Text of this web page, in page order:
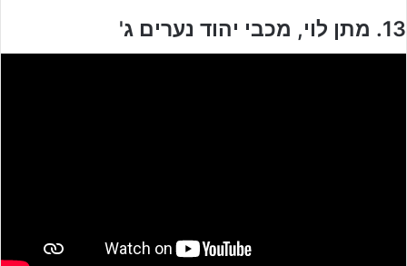
13. מתן לוי, מכבי יהוד נערים ג'